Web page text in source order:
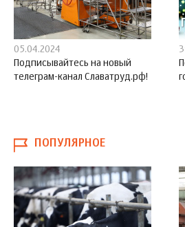
05.04.2024
Подписывайтесь на новый
телеграм-канал Славатруд.рф!
ПОПУЛЯРНОЕ